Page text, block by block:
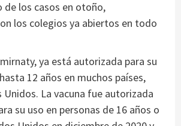
de los casos en otoño,
los colegios ya abiertos en todo
ya está autorizada para su
12 años en muchos países,
La vacuna fue autorizada
su uso en personas de 16 años o